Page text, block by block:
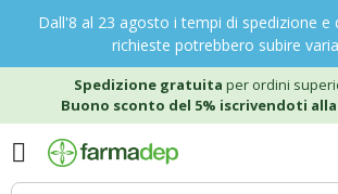
Dall'8 al 23 agosto i tempi di spedizione e
richieste potrebbero subire
Spedizione gratuita per ordini
Buono sconto del 5% iscrivendoti